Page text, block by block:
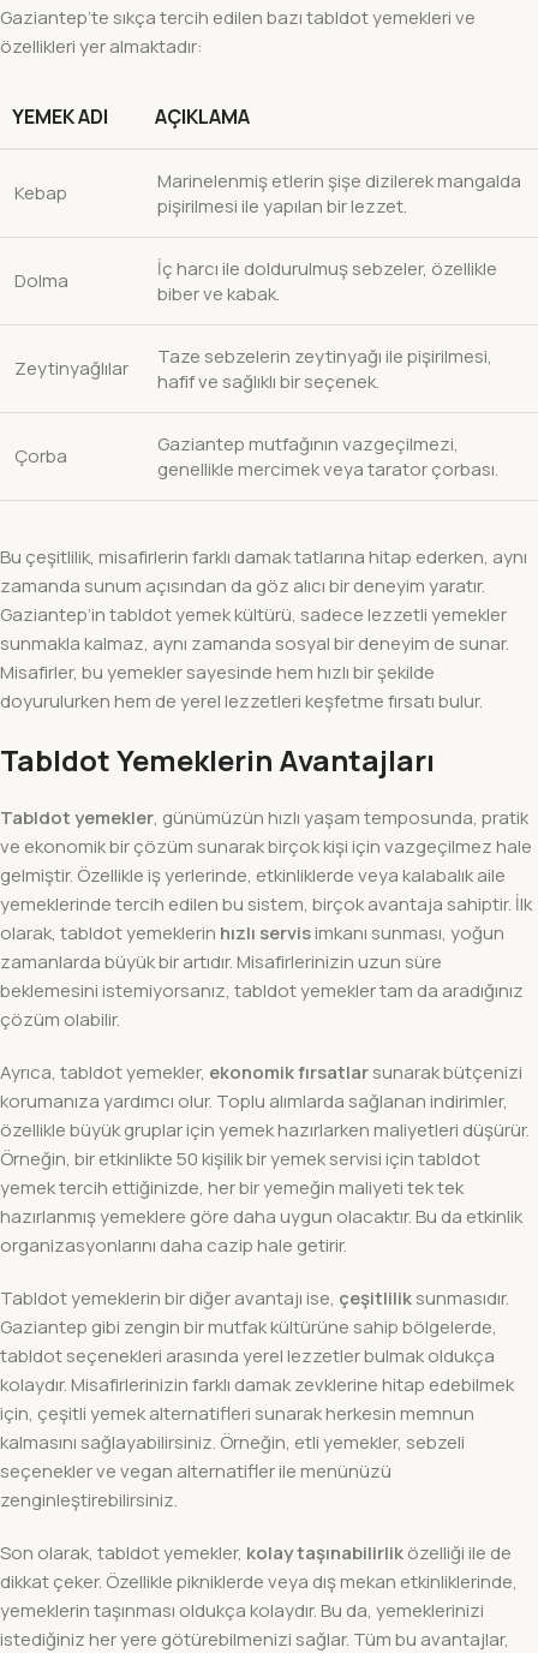
Gaziantep’te sıkça tercih edilen bazı tabldot yemekleri ve
özellikleri yer almaktadır:
YEMEK ADI AÇIKLAMA
Kebap
Marinelenmiş etlerin şişe dizilerek mangalda
pişirilmesi ile yapılan bir lezzet.
Dolma
İç harcı ile doldurulmuş sebzeler, özellikle
biber ve kabak.
Zeytinyağlılar
Taze sebzelerin zeytinyağı ile pişirilmesi,
hafif ve sağlıklı bir seçenek.
Çorba
Gaziantep mutfağının vazgeçilmezi,
genellikle mercimek veya tarator çorbası.
Bu çeşitlilik, misafirlerin farklı damak tatlarına hitap ederken, aynı
zamanda sunum açısından da göz alıcı bir deneyim yaratır.
Gaziantep’in tabldot yemek kültürü, sadece lezzetli yemekler
sunmakla kalmaz, aynı zamanda sosyal bir deneyim de sunar.
Misafirler, bu yemekler sayesinde hem hızlı bir şekilde
doyurulurken hem de yerel lezzetleri keşfetme fırsatı bulur.
Tabldot Yemeklerin Avantajları
Tabldot yemekler, günümüzün hızlı yaşam temposunda, pratik
ve ekonomik bir çözüm sunarak birçok kişi için vazgeçilmez hale
gelmiştir. Özellikle iş yerlerinde, etkinliklerde veya kalabalık aile
yemeklerinde tercih edilen bu sistem, birçok avantaja sahiptir. İlk
olarak, tabldot yemeklerin hızlı servisimkanı sunması, yoğun
zamanlarda büyük bir artıdır. Misafirlerinizin uzun süre
beklemesini istemiyorsanız, tabldot yemekler tam da aradığınız
çözüm olabilir.
Ayrıca, tabldot yemekler, ekonomik fırsatlarsunarak bütçenizi
korumanıza yardımcı olur. Toplu alımlarda sağlanan indirimler,
özellikle büyük gruplar için yemek hazırlarken maliyetleri düşürür.
Örneğin, bir etkinlikte 50 kişilik bir yemek servisi için tabldot
yemek tercih ettiğinizde, her bir yemeğin maliyeti tek tek
hazırlanmış yemeklere göre daha uygun olacaktır. Bu da etkinlik
organizasyonlarını daha cazip hale getirir.
Tabldot yemeklerin bir diğer avantajı ise, çeşitliliksunmasıdır.
Gaziantep gibi zengin bir mutfak kültürüne sahip bölgelerde,
tabldot seçenekleri arasında yerel lezzetler bulmak oldukça
kolaydır. Misafirlerinizin farklı damak zevklerine hitap edebilmek
için, çeşitli yemek alternatifleri sunarak herkesin memnun
kalmasını sağlayabilirsiniz. Örneğin, etli yemekler, sebzeli
seçenekler ve vegan alternatifler ile menünüzü
zenginleştirebilirsiniz.
Son olarak, tabldot yemekler, kolay taşınabilirliközelliği ile de
dikkat çeker. Özellikle pikniklerde veya dış mekan etkinliklerinde,
yemeklerin taşınması oldukça kolaydır. Bu da, yemeklerinizi
istediğiniz her yere götürebilmenizi sağlar. Tüm bu avantajlar,